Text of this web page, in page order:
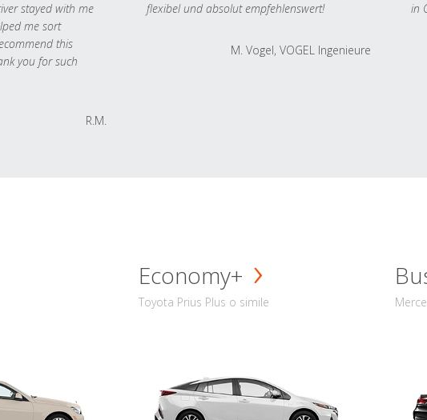
stayed with me
me sort
this
you for such
R.M.
flexibel und absolut empfehlenswert!
M. Vogel, VOGEL Ingenieure
in
Economy+
Toyota Prius Plus o simile